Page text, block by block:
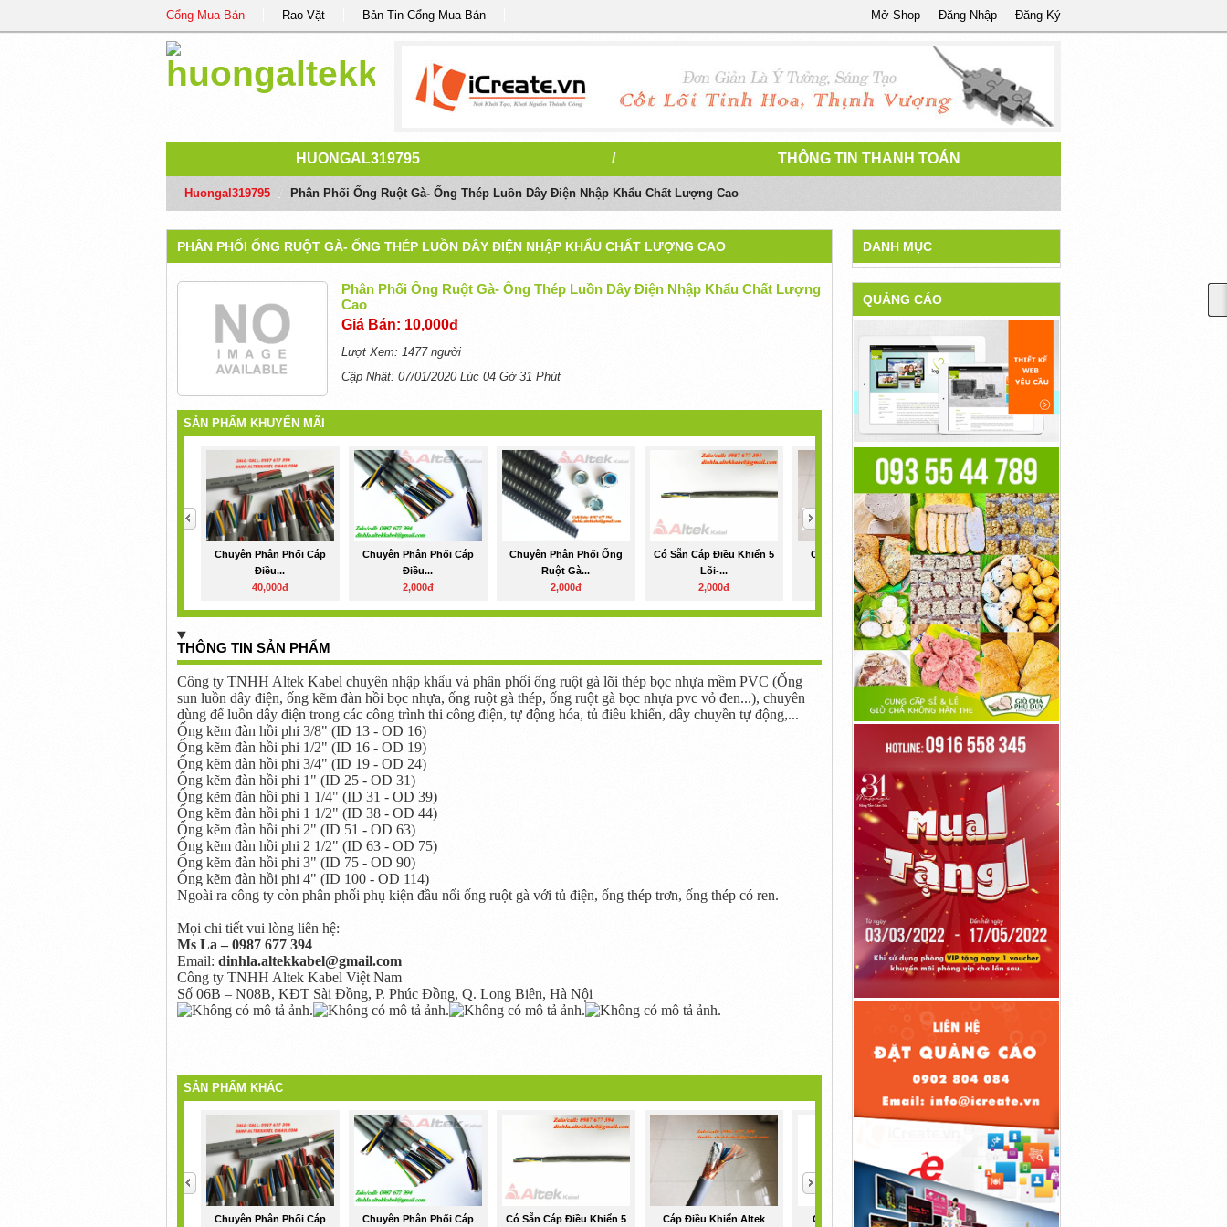
Cổng Mua Bán Rao Vặt Bản Tin Cổng Mua Bán Đăng Ký
Đăng Nhập
Mở Shop
HUONGAL319795 / THÔNG TIN THANH TOÁN
Huongal319795 Phân Phối Ống Ruột Gà- Ống Thép Luồn Dây Điện Nhập Khẩu Chất Lượng Cao
PHÂN PHỐI ỐNG RUỘT GÀ- ỐNG THÉP LUỒN DÂY ĐIỆN NHẬP KHẨU CHẤT LƯỢNG CAO
Phân Phối Ống Ruột Gà- Ống Thép Luồn Dây Điện Nhập Khẩu Chất Lượng
Cao
Giá Bán: 10,000đ
Lượt Xem: 1477 người
Cập Nhật: 07/01/2020 Lúc 04 Gờ 31 Phút
SẢN PHẨM KHUYẾN MÃI
Chuyên Phân Phối Cáp
Điều...
40,000đ
Chuyên Phân Phối Cáp
Điều...
2,000đ
Chuyên Phân Phối Ống
Ruột Gà...
2,000đ
Có Sẵn Cáp Điều Khiển 5
Lõi-...
2,000đ
Cáp Điều Khiển Altek
Kabel Có...
2,000đ
Cáp Tín Hiệu Chống
Nhiễu - Nhà...
10,000đ
>
THÔNG TIN SẢN PHẨM
Công ty TNHH Altek Kabel chuyên nhập khẩu và phân phối ống ruột gà lõi thép bọc nhựa mềm PVC (Ống
sun luồn dây điện, ống kẽm đàn hồi bọc nhựa, ống ruột gà thép, ống ruột gà bọc nhựa pvc vỏ đen...), chuyên
dùng để luồn dây điện trong các công trình thi công điện, tự động hóa, tủ điều khiển, dây chuyền tự động,...
Ống kẽm đàn hồi phi 3/8" (ID 13 - OD 16)
Ống kẽm đàn hồi phi 1/2" (ID 16 - OD 19)
Ống kẽm đàn hồi phi 3/4" (ID 19 - OD 24)
Ống kẽm đàn hồi phi 1" (ID 25 - OD 31)
Ống kẽm đàn hồi phi 1 1/4" (ID 31 - OD 39)
Ống kẽm đàn hồi phi 1 1/2" (ID 38 - OD 44)
Ống kẽm đàn hồi phi 2" (ID 51 - OD 63)
Ống kẽm đàn hồi phi 2 1/2" (ID 63 - OD 75)
Ống kẽm đàn hồi phi 3" (ID 75 - OD 90)
Ống kẽm đàn hồi phi 4" (ID 100 - OD 114)
Ngoài ra công ty còn phân phối phụ kiện đầu nối ống ruột gà với tủ điện, ống thép trơn, ống thép có ren.
Mọi chi tiết vui lòng liên hệ:
Ms La – 0987 677 394
Email: dinhla.altekkabel@gmail.com
Công ty TNHH Altek Kabel Việt Nam
Số 06B – N08B, KĐT Sài Đồng, P. Phúc Đồng, Q. Long Biên, Hà Nội
SẢN PHẨM KHÁC
Chuyên Phân Phối Cáp Chuyên Phân Phối Cáp Có Sẵn Cáp Điều Khiển 5 Cáp Điều Khiển Altek Cáp Tín Hiệu Chống Cáp Chống Cháy Chống
>
DANH MỤC
QUẢNG CÁO